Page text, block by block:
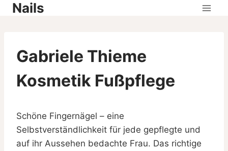
SkipNails
Gabriele Thieme
Kosmetik Fußpflege
Schöne Fingernägel – eine
Selbstverständlichkeit für jede gepflegte und
auf ihr Aussehen bedachte Frau. Das richtige